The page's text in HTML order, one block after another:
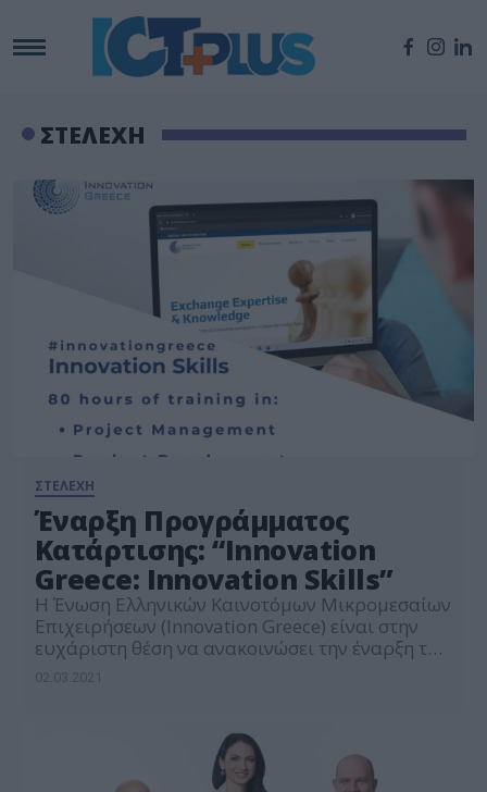
ΣΤΕΛΕΧΗ
ΣΤΕΛΕΧΗ
Έναρξη Προγράμματος
Κατάρτισης: “Innovation
Greece: Innovation Skills”
Η Ένωση Ελληνικών Καινοτόμων Μικρομεσαίων
Επιχειρήσεων (Innovation Greece) είναι στην
ευχάριστη θέση να ανακοινώσει την έναρξη του
ιδιωτικού τομέα, από όλη την Ελλάδα, που
επιθυμούν να αναπτύξουν τις δεξιότητες τους
σε θέματα Καινοτομίας και